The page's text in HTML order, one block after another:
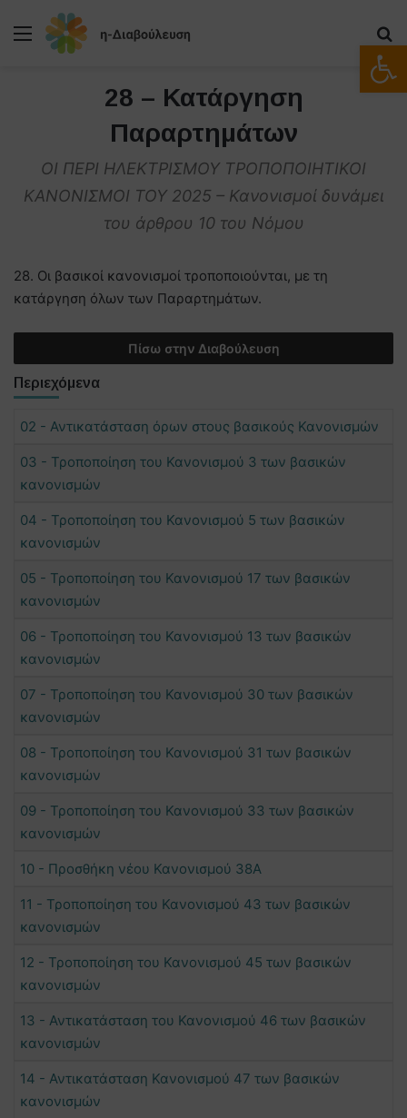
Μενού
28 – Κατάργηση
Παραρτημάτων
ΟΙ ΠΕΡΙ ΗΛΕΚΤΡΙΣΜΟΥ ΤΡΟΠΟΠΟΙΗΤΙΚΟΙ
ΚΑΝΟΝΙΣΜΟΙ ΤΟΥ 2025 – Κανονισμοί δυνάμει
του άρθρου 10 του Νόμου
28. Οι βασικοί κανονισμοί τροποποιούνται, με τη
κατάργηση όλων των Παραρτημάτων.
Πίσω στην Διαβούλευση
Περιεχόμενα
02 - Αντικατάσταση όρων στους βασικούς Κανονισμών
03 - Τροποποίηση του Κανονισμού 3 των βασικών
κανονισμών
04 - Τροποποίηση του Κανονισμού 5 των βασικών
κανονισμών
05 - Τροποποίηση του Κανονισμού 17 των βασικών
κανονισμών
06 - Τροποποίηση του Κανονισμού 13 των βασικών
κανονισμών
07 - Τροποποίηση του Κανονισμού 30 των βασικών
κανονισμών
08 - Τροποποίηση του Κανονισμού 31 των βασικών
κανονισμών
09 - Τροποποίηση του Κανονισμού 33 των βασικών
κανονισμών
10 - Προσθήκη νέου Κανονισμού 38Α
11 - Τροποποίηση του Κανονισμού 43 των βασικών
κανονισμών
12 - Τροποποίηση του Κανονισμού 45 των βασικών
κανονισμών
13 - Αντικατάσταση του Κανονισμού 46 των βασικών
κανονισμών
14 - Αντικατάσταση Κανονισμού 47 των βασικών
κανονισμών